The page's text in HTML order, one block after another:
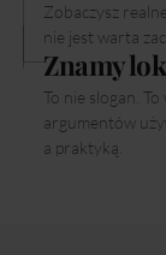
Zobaczysz
nie jest warta
Znamy
To nie slogan.
argumentów
a praktyką.